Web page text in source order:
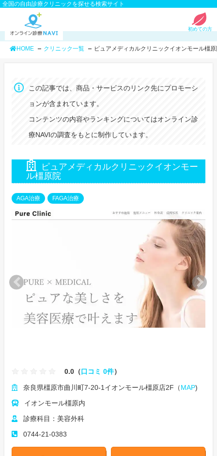
全国の自由診療クリニックを探せる検索サイト
初めての方
HOME クリニック一覧 ピュアメディカルクリニックイオンモール橿
この記事では、商品・サービスのリンク先にプロモーシ
ョンが含まれています。
コンテンツの内容やランキングについてはオンライン診
療NAVIの調査をもとに制作しています。
ピュアメディカルクリニックイオンモー
ル橿原院
AGA治療 FAGA治療
0.0（口コミ 0件）
奈良県橿原市曲川町7-20-1イオンモール橿原店2F（MAP)
イオンモール橿原内
診療科目：美容外科
0744-21-0383